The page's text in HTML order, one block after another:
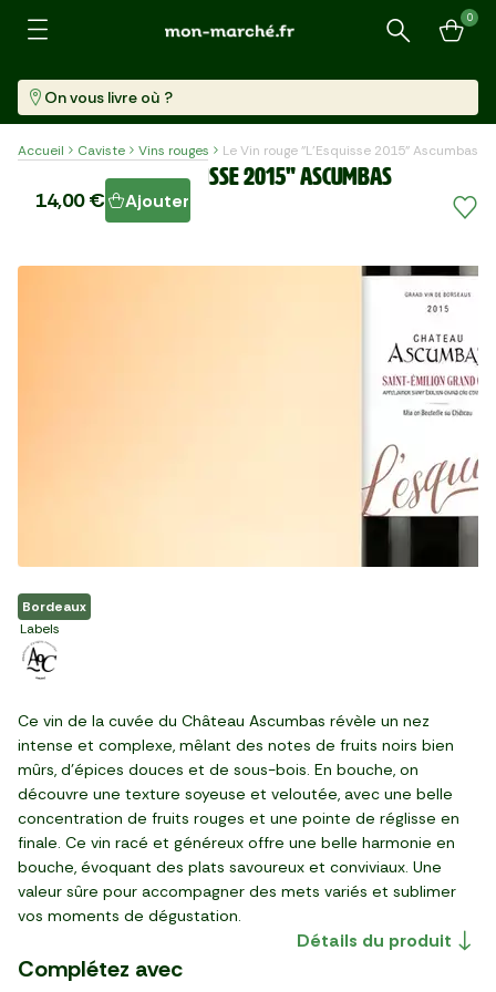
Recherche
0
On vous livre où ?
Accueil Caviste Vins rouges Le Vin rouge "L'Esquisse 2015" Ascumbas
Le Vin rouge "L'Esquisse 2015" Ascumbas
14,00 € Ajouter
Bordeaux
Labels
Ce vin de la cuvée du Château Ascumbas révèle un nez
intense et complexe, mêlant des notes de fruits noirs bien
mûrs, d'épices douces et de sous-bois. En bouche, on
découvre une texture soyeuse et veloutée, avec une belle
concentration de fruits rouges et une pointe de réglisse en
finale. Ce vin racé et généreux offre une belle harmonie en
bouche, évoquant des plats savoureux et conviviaux. Une
valeur sûre pour accompagner des mets variés et sublimer
vos moments de dégustation.
Détails du produit
Complétez avec
Les Mini saucissons nature
130g
32,23 €/kg
La Terrine de campagne à
l'ancienne
24,94 €/kg
Le Magret de canard séché
et fumé
69,89 €/kg
Le Raisin blanc sans pépin
8,99 €/kg
Le Plateau de roulades
17,73 €/kg
Le Comté AOP doux
affinage 5 mois "Marcel
Petite"
21,99 €/kg
La Baguette céréales
précuite
5,56 €/kg
Le Fromage de brebis frais
19,93 €/kg
Les Olives Kalamata
entières BIO
24,39 €/kg
Les Noix du Bresil
décortiquées BIO
38,38 €/kg
Le Magret de canard IGP
du Sud Ouest
23,99 €/kg
Le Bacon sec au sel
39,90 €/kg
15,96 €/l
Le Smoothie ananas & noix
de coco
9,56 €/l
Le Fromage blanc de
brebis "Duo Lozère"
10,98 €/kg